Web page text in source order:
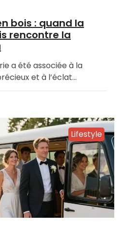
bois : quand la
rencontre la
a été associée à la
et à l’éclat…
Lifestyle